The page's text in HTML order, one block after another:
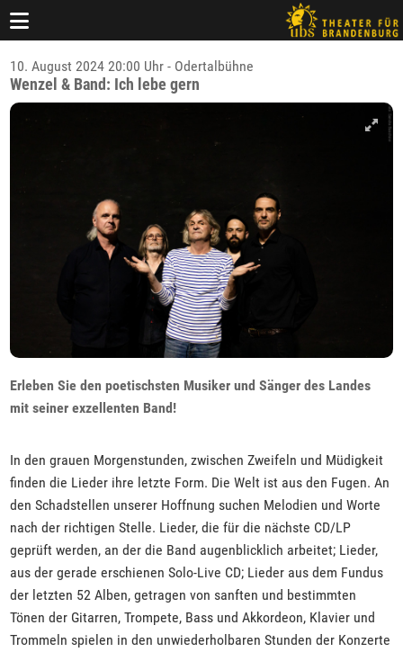
10. August 2024 20:00 Uhr - Odertalbühne
Wenzel & Band: Ich lebe gern
Erleben Sie den poetischsten Musiker und Sänger des Landes
mit seiner exzellenten Band!
In den grauen Morgenstunden, zwischen Zweifeln und Müdigkeit
finden die Lieder ihre letzte Form. Die Welt ist aus den Fugen. An
den Schadstellen unserer Hoffnung suchen Melodien und Worte
nach der richtigen Stelle. Lieder, die für die nächste CD/LP
geprüft werden, an der die Band augenblicklich arbeitet; Lieder,
aus der gerade erschienen Solo-Live CD; Lieder aus dem Fundus
der letzten 52 Alben, getragen von sanften und bestimmten
Tönen der Gitarren, Trompete, Bass und Akkordeon, Klavier und
Trommeln spielen in den unwiederholbaren Stunden der Konzerte